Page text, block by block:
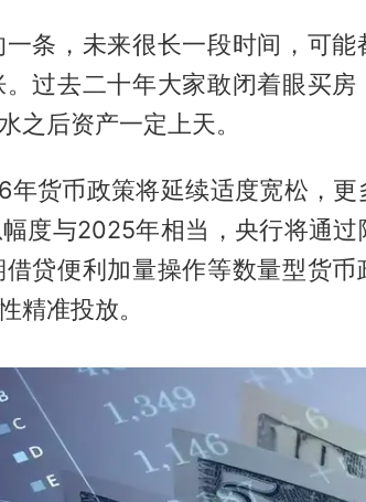
条，未来很长一段时间，可能
过去二十年大家敢闭着眼买房
之后资产一定上天。
货币政策将延续适度宽松，更
度与2025年相当，央行将通过
贷便利加量操作等数量型货币
精准投放。